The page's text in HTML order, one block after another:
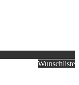
Wunschliste